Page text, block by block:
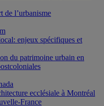
de l’urbanisme
enjeux spécifiques et
du patrimoine urbain en
ecclésiale à Montréal
France